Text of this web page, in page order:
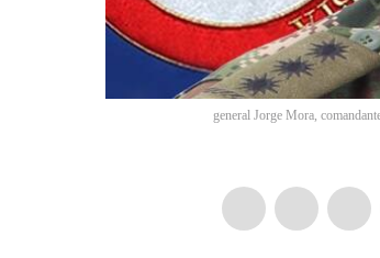
general Jorge Mora,